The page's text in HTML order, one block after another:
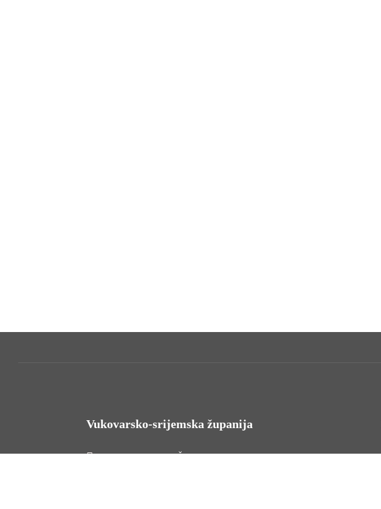
Vukovarsko-srijemska županija
HR - 32000 Vukovar, Županijska 9